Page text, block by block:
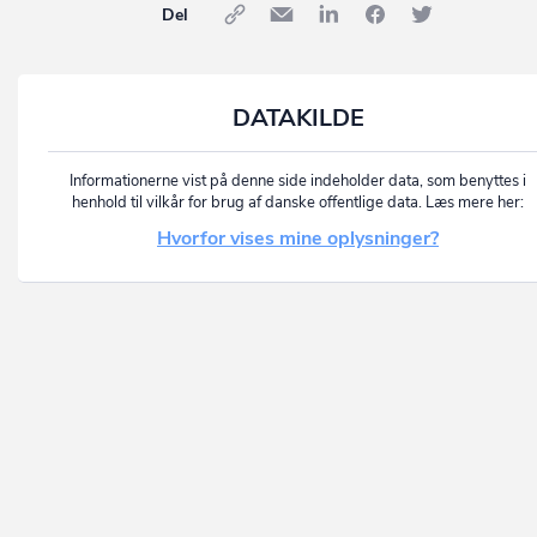
Del
DATAKILDE
Informationerne vist på denne side indeholder data, som benyttes i
henhold til vilkår for brug af danske offentlige data. Læs mere her:
Hvorfor vises mine oplysninger?